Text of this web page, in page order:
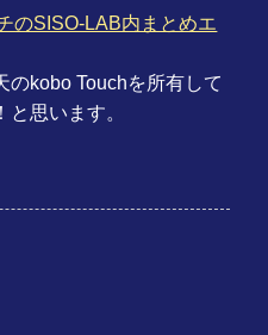
のSISO-LAB内まとめエ
のkobo Touchを所有して
思います。